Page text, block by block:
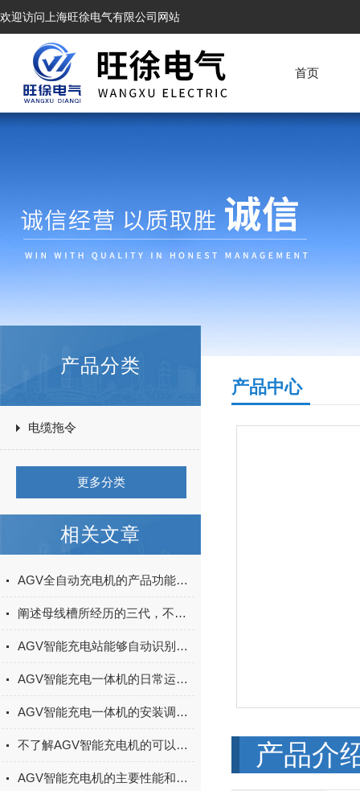
欢迎访问上海旺徐电气有限公司网站
首页
产品分类
电缆拖令
更多分类
相关文章
AGV全自动充电机的产品功能及主要特点你知道多少？
阐述母线槽所经历的三代，不得不涨的知识！
AGV智能充电站能够自动识别AGV的电量状态
AGV智能充电一体机的日常运维与常见故障诊断
AGV智能充电一体机的安装调试与对接AGV系统实操技巧
不了解AGV智能充电机的可以进来看看
AGV智能充电机的主要性能和优点简述
产品中心
产品介